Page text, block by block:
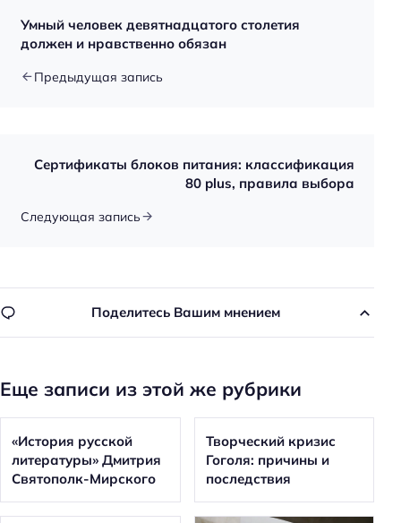
Умный человек девятнадцатого столетия
должен и нравственно обязан
Предыдущая запись
Сертификаты блоков питания: классификация
80 plus, правила выбора
Следующая запись
Поделитесь Вашим мнением
Еще записи из этой же рубрики
«История русской
литературы» Дмитрия
Святополк-Мирского
Творческий кризис
Гоголя: причины и
последствия